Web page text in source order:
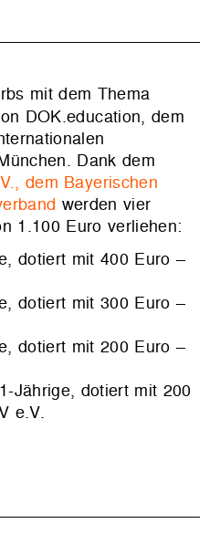
mit dem Thema
DOK.education, dem
Dank dem
dem Bayerischen
werden vier
1.100 Euro verliehen:
dotiert mit 400 Euro –
dotiert mit 300 Euro –
dotiert mit 200 Euro –
Jährige, dotiert mit 200
e.V.